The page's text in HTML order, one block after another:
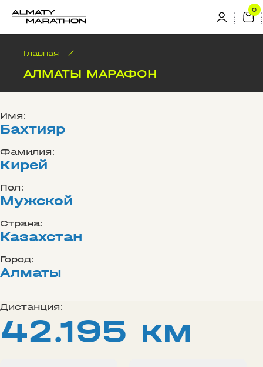
Главная /
АЛМАТЫ МАРАФОН
Имя:
Бахтияр
Фамилия:
Кирей
Пол:
Мужской
Страна:
Казахстан
Город:
Алматы
Дистанция:
42.195 км